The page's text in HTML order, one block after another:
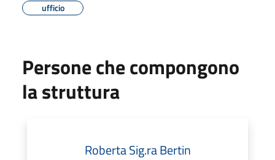
ufficio
Persone che compongono
la struttura
Roberta Sig.ra Bertin